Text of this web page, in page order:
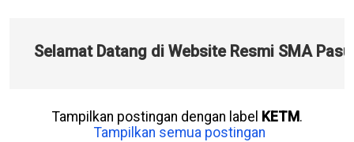
Selamat Datang di Website Resmi SMA
Tampilkan postingan dengan label KETM .
Tampilkan semua postingan